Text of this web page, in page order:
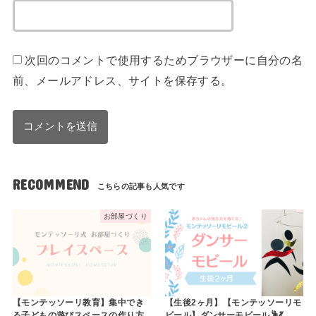
次回のコメントで使用するためブラウザーに自分の名
前、メールアドレス、サイトを保存する。
RECOMMEND
お部屋づくり
【モンテッソーリ教育】集中でき
【生後2ヶ月】【モンテッソーリモ